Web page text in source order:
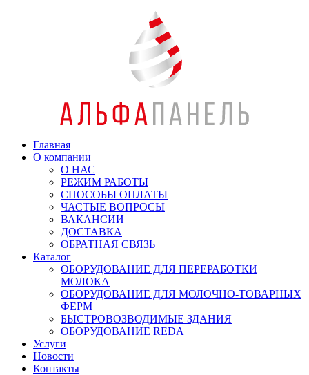
Главная
О компании
О НАС
РЕЖИМ РАБОТЫ
СПОСОБЫ ОПЛАТЫ
ЧАСТЫЕ ВОПРОСЫ
ВАКАНСИИ
ДОСТАВКА
ОБРАТНАЯ СВЯЗЬ
Каталог
ОБОРУДОВАНИЕ ДЛЯ ПЕРЕРАБОТКИ
МОЛОКА
ОБОРУДОВАНИЕ ДЛЯ МОЛОЧНО-ТОВАРНЫХ
ФЕРМ
БЫСТРОВОЗВОДИМЫЕ ЗДАНИЯ
ОБОРУДОВАНИЕ REDA
Услуги
Новости
Контакты